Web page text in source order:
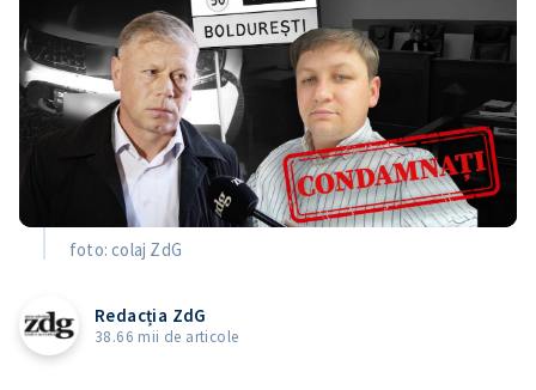
foto: colaj ZdG
Redacția ZdG
38.66 mii de articole